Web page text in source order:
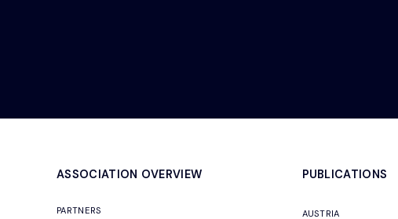
ASSOCIATION OVERVIEW
PARTNERS
PUBLICATIONS
AUSTRIA